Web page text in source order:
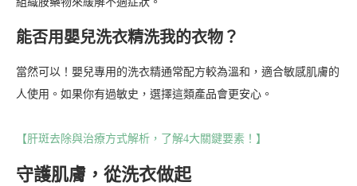
能否用嬰兒洗衣精洗我的衣物？
當然可以！嬰兒專用的洗衣精通常配方較為溫和，適合敏感肌膚的
人使用。如果你有過敏史，選擇這類產品會更安心。
【肝斑去除與治療方式解析，了解4大關鍵要素！】
守護肌膚，從洗衣做起